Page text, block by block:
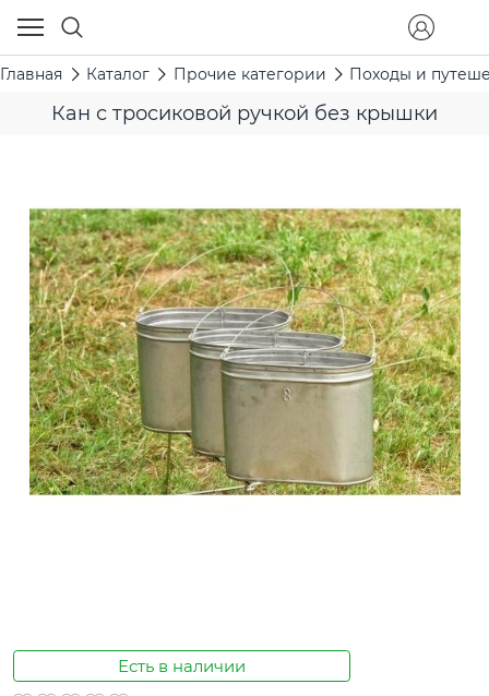
Главная Каталог Прочие категории Походы и
Кан с тросиковой ручкой без крышки
Есть в наличии